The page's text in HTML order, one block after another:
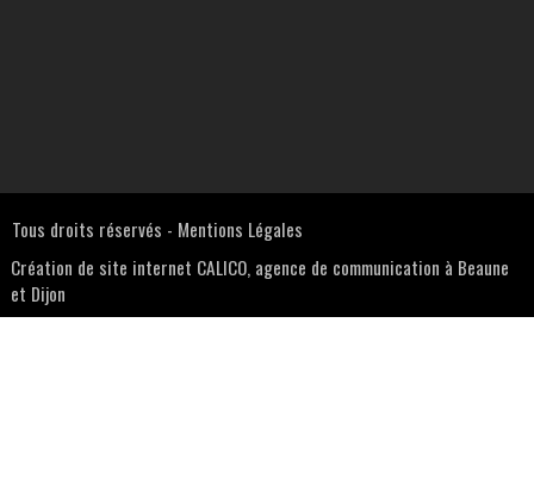
Tous droits réservés - Mentions Légales
Création de site internet CALICO, agence de communication à Beaune
et Dijon